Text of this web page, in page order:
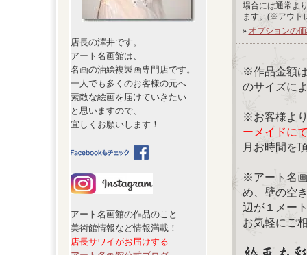
店長の澤井です。
アート名画館は、
名画の油絵複製画専門店です。
一人でも多くのお客様の元へ
素敵な絵画を届けていきたい
と思いますので、
宜しくお願いします！
アート名画館の作品のこと
美術館情報など情報満載！
店長サワイがお届けする
場合には通常よ
ます。(※アウト
» オプションの
※作品金額
のサイズに
※お客様よ
ーメイドに
月お時間を
※アート名
め、壁の空
辺が１メー
お気軽にご